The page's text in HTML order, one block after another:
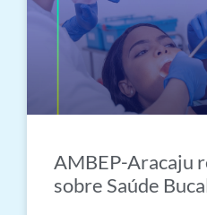
AMBEP-Aracaju
sobre Saúde